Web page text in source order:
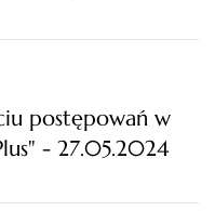
postępowań w
- 27.05.2024